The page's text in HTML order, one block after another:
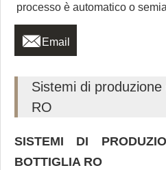
processo è automatico o
 Email
Sistemi di
RO
SISTEMI DI
BOTTIGLIA RO